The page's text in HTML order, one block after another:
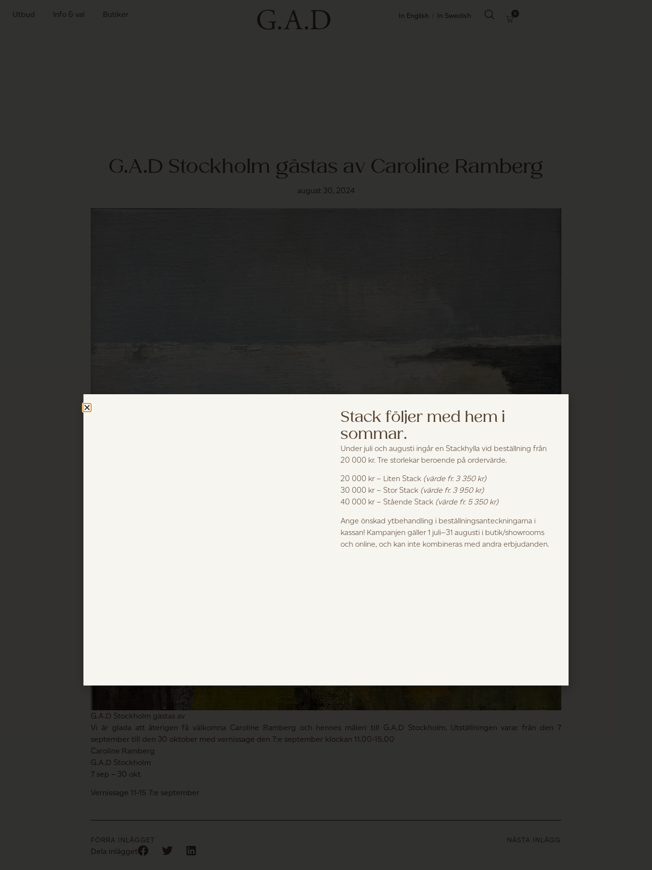
Utbud Info & val Butiker In English In Swedish 0
G.A.D Stockholm gästas av Caroline Ramberg
august 30, 2024
G.A.D Stockholm gästas av
Vi är glada att återigen få välkomna Caroline Ramberg och hennes måleri till G.A.D Stockholm. Utställningen varar från den 7
september till den 30 oktober med vernissage den 7:e september klockan 11.00-15.00
Caroline Ramberg
G.A.D Stockholm
7 sep – 30 okt
Vernissage 11-15 7:e september
FÖRRA INLÄGGET NÄSTA INLÄGG
Dela inlägget
Stack följer med hem i
sommar.
Under juli och augusti ingår en Stackhylla vid beställning från
20 000 kr. Tre storlekar beroende på ordervärde.
20 000 kr – Liten Stack (värde fr. 3 350 kr)
30 000 kr – Stor Stack (värde fr. 3 950 kr)
40 000 kr – Stående Stack (värde fr. 5 350 kr)
Ange önskad ytbehandling i beställningsanteckningarna i
kassan! Kampanjen gäller 1 juli–31 augusti i butik/showrooms
och online, och kan inte kombineras med andra erbjudanden.